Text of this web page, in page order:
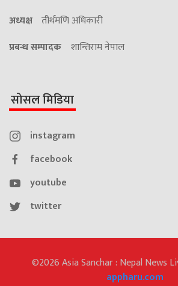
अध्यक्ष तीर्थमणि अधिकारी
प्रबन्ध सम्पादक शान्तिराम नेपाल
सोसल मिडिया
instagram
facebook
youtube
twitter
©2026 Asia Sanchar : Nepal News
appharu.com